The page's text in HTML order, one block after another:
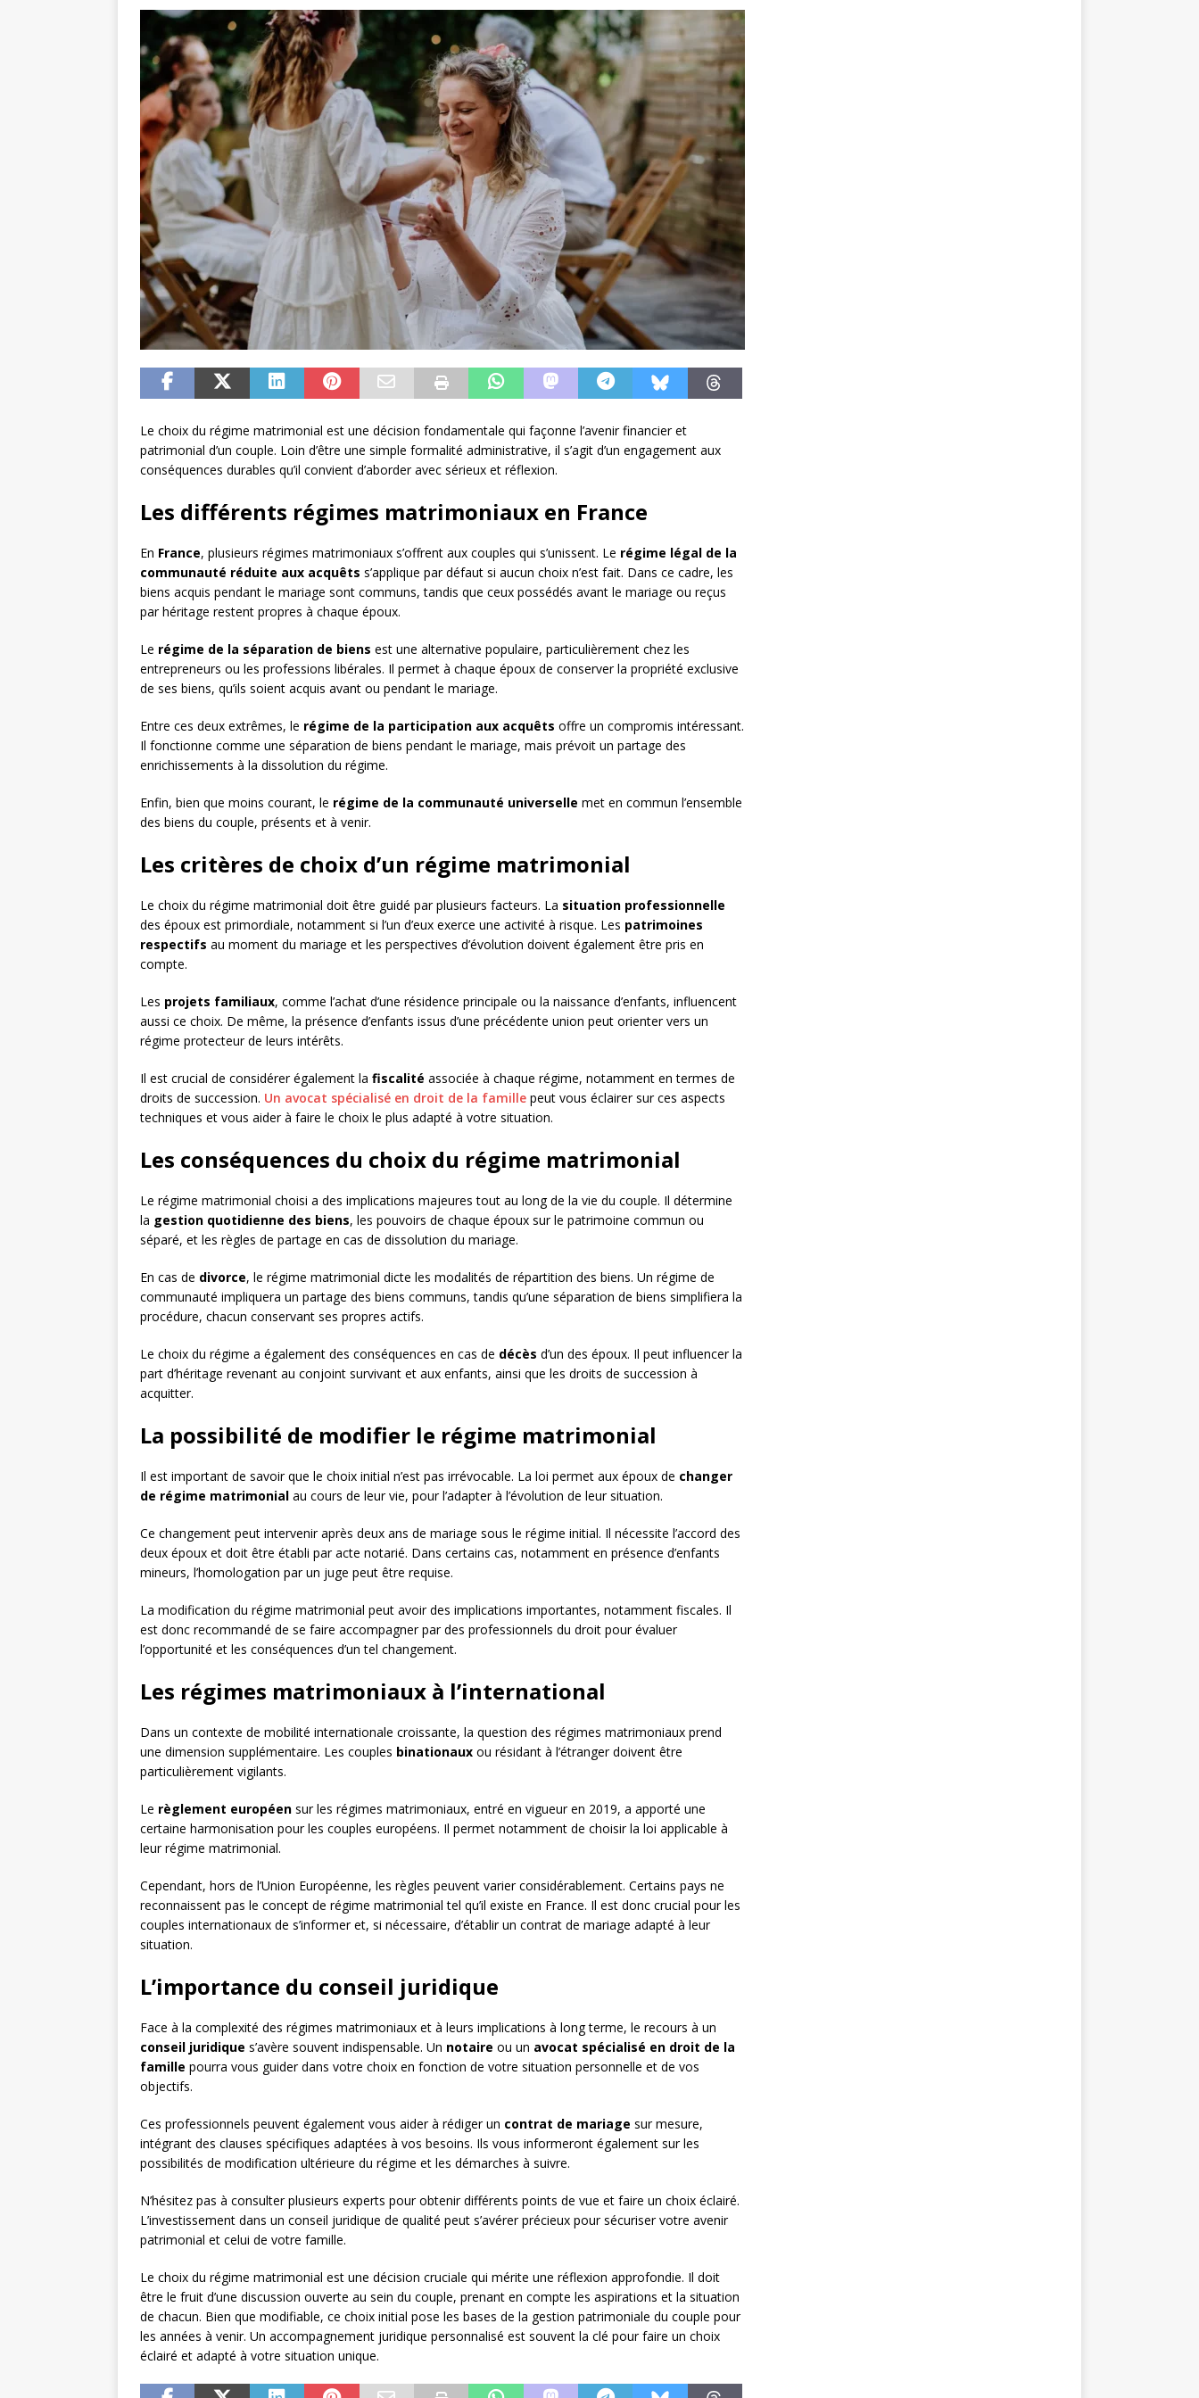
Le choix du régime matrimonial est une décision fondamentale qui façonne l’avenir financier et
patrimonial d’un couple. Loin d’être une simple formalité administrative, il s’agit d’un engagement aux
conséquences durables qu’il convient d’aborder avec sérieux et réflexion.
Les différents régimes matrimoniaux en France
En France, plusieurs régimes matrimoniaux s’offrent aux couples qui s’unissent. Le régime légal de la
communauté réduite aux acquêts s’applique par défaut si aucun choix n’est fait. Dans ce cadre, les
biens acquis pendant le mariage sont communs, tandis que ceux possédés avant le mariage ou reçus
par héritage restent propres à chaque époux.
Le régime de la séparation de biens est une alternative populaire, particulièrement chez les
entrepreneurs ou les professions libérales. Il permet à chaque époux de conserver la propriété exclusive
de ses biens, qu’ils soient acquis avant ou pendant le mariage.
Entre ces deux extrêmes, le régime de la participation aux acquêts offre un compromis intéressant.
Il fonctionne comme une séparation de biens pendant le mariage, mais prévoit un partage des
enrichissements à la dissolution du régime.
Enfin, bien que moins courant, le régime de la communauté universelle met en commun l’ensemble
des biens du couple, présents et à venir.
Les critères de choix d’un régime matrimonial
Le choix du régime matrimonial doit être guidé par plusieurs facteurs. La situation professionnelle
des époux est primordiale, notamment si l’un d’eux exerce une activité à risque. Les patrimoines
respectifs au moment du mariage et les perspectives d’évolution doivent également être pris en
compte.
Les projets familiaux, comme l’achat d’une résidence principale ou la naissance d’enfants, influencent
aussi ce choix. De même, la présence d’enfants issus d’une précédente union peut orienter vers un
régime protecteur de leurs intérêts.
Il est crucial de considérer également la fiscalité associée à chaque régime, notamment en termes de
droits de succession. Un avocat spécialisé en droit de la famille peut vous éclairer sur ces aspects
techniques et vous aider à faire le choix le plus adapté à votre situation.
Les conséquences du choix du régime matrimonial
Le régime matrimonial choisi a des implications majeures tout au long de la vie du couple. Il détermine
la gestion quotidienne des biens, les pouvoirs de chaque époux sur le patrimoine commun ou
séparé, et les règles de partage en cas de dissolution du mariage.
En cas de divorce, le régime matrimonial dicte les modalités de répartition des biens. Un régime de
communauté impliquera un partage des biens communs, tandis qu’une séparation de biens simplifiera la
procédure, chacun conservant ses propres actifs.
Le choix du régime a également des conséquences en cas de décès d’un des époux. Il peut influencer la
part d’héritage revenant au conjoint survivant et aux enfants, ainsi que les droits de succession à
acquitter.
La possibilité de modifier le régime matrimonial
Il est important de savoir que le choix initial n’est pas irrévocable. La loi permet aux époux de changer
de régime matrimonial au cours de leur vie, pour l’adapter à l’évolution de leur situation.
Ce changement peut intervenir après deux ans de mariage sous le régime initial. Il nécessite l’accord des
deux époux et doit être établi par acte notarié. Dans certains cas, notamment en présence d’enfants
mineurs, l’homologation par un juge peut être requise.
La modification du régime matrimonial peut avoir des implications importantes, notamment fiscales. Il
est donc recommandé de se faire accompagner par des professionnels du droit pour évaluer
l’opportunité et les conséquences d’un tel changement.
Les régimes matrimoniaux à l’international
Dans un contexte de mobilité internationale croissante, la question des régimes matrimoniaux prend
une dimension supplémentaire. Les couples binationaux ou résidant à l’étranger doivent être
particulièrement vigilants.
Le règlement européen sur les régimes matrimoniaux, entré en vigueur en 2019, a apporté une
certaine harmonisation pour les couples européens. Il permet notamment de choisir la loi applicable à
leur régime matrimonial.
Cependant, hors de l’Union Européenne, les règles peuvent varier considérablement. Certains pays ne
reconnaissent pas le concept de régime matrimonial tel qu’il existe en France. Il est donc crucial pour les
couples internationaux de s’informer et, si nécessaire, d’établir un contrat de mariage adapté à leur
situation.
L’importance du conseil juridique
Face à la complexité des régimes matrimoniaux et à leurs implications à long terme, le recours à un
conseil juridique s’avère souvent indispensable. Un notaire ou un avocat spécialisé en droit de la
famille pourra vous guider dans votre choix en fonction de votre situation personnelle et de vos
objectifs.
Ces professionnels peuvent également vous aider à rédiger un contrat de mariage sur mesure,
intégrant des clauses spécifiques adaptées à vos besoins. Ils vous informeront également sur les
possibilités de modification ultérieure du régime et les démarches à suivre.
N’hésitez pas à consulter plusieurs experts pour obtenir différents points de vue et faire un choix éclairé.
L’investissement dans un conseil juridique de qualité peut s’avérer précieux pour sécuriser votre avenir
patrimonial et celui de votre famille.
Le choix du régime matrimonial est une décision cruciale qui mérite une réflexion approfondie. Il doit
être le fruit d’une discussion ouverte au sein du couple, prenant en compte les aspirations et la situation
de chacun. Bien que modifiable, ce choix initial pose les bases de la gestion patrimoniale du couple pour
les années à venir. Un accompagnement juridique personnalisé est souvent la clé pour faire un choix
éclairé et adapté à votre situation unique.